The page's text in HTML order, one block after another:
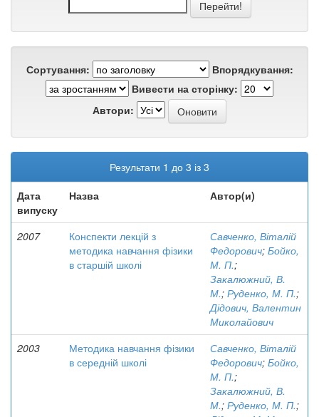
Сортування:
Впорядкування:
Вивести на сторінку:
Автори:
Результати 1 до 3 із 3
Дата
випуску
Назва Автор(и)
2007
Конспекти лекцій з
методика навчання фізики
в старшій школі
Савченко, Віталій
Федорович; Бойко,
М. П.;
Закалюжний, В.
М.; Руденко, М. П.;
Дідович, Валентин
Миколайович
2003
Методика навчання фізики
в середній школі
Савченко, Віталій
Федорович; Бойко,
М. П.;
Закалюжний, В.
М.; Руденко, М. П.;